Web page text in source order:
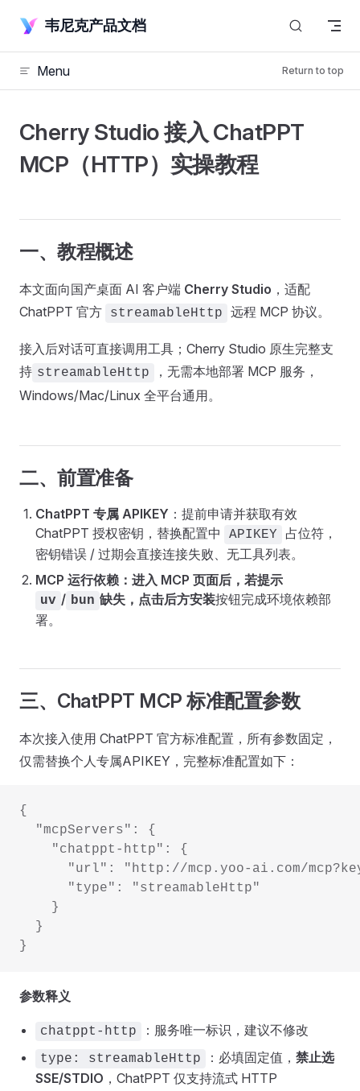
Skip to content
韦尼克产品文档
Menu Return to top
Cherry Studio 接入 ChatPPT
MCP（HTTP）实操教程
一、教程概述
本文面向国产桌面 AI 客户端 Cherry Studio ，适配
ChatPPT 官方
streamableHttp 远程 MCP 协议。
接入后对话可直接调用工具；Cherry Studio 原生完整支
持 streamableHttp
，无需本地部署 MCP 服务，
Windows/Mac/Linux 全平台通用。
二、前置准备
ChatPPT 专属 APIKEY ：提前申请并获取有效
ChatPPT 授权密钥，替换配置中
APIKEY
占位符，
密钥错误 / 过期会直接连接失败、无工具列表。
MCP 运行依赖： 进入 MCP 页面后，若提示
uv / bun 缺失，点击后方安装按钮完成环境依赖部
署。
三、ChatPPT MCP 标准配置参数
本次接入使用 ChatPPT 官方标准配置，所有参数固定，
仅需替换个人专属APIKEY，完整标准配置如下：
{
  "mcpServers": {
    "chatppt-http": {
"url": "http://mcp.yoo-ai.com/
      "type": "streamableHttp"
    }
  }
}
参数释义
chatppt-http ：服务唯一标识，建议不修改
type: streamableHttp ：必填固定值， 禁止选
SSE/STDIO ，ChatPPT 仅支持流式 HTTP